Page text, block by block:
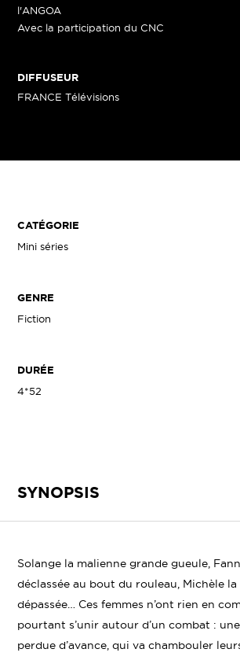
l'ANGOA
Avec la participation du CNC
DIFFUSEUR
FRANCE Télévisions
CATÉGORIE
Mini séries
GENRE
Fiction
DURÉE
4*52
SYNOPSIS
Solange la malienne grande gueule,
déclassée au bout du rouleau, Michèle
dépassée… Ces femmes n’ont rien en
pourtant s’unir autour d’un combat :
perdue d’avance, qui va chambouler